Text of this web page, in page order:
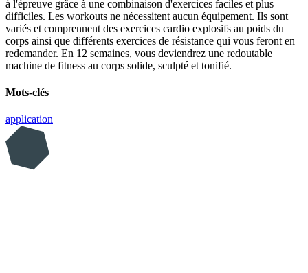
à l'épreuve grâce à une combinaison d'exercices faciles et plus
difficiles. Les workouts ne nécessitent aucun équipement. Ils sont
variés et comprennent des exercices cardio explosifs au poids du
corps ainsi que différents exercices de résistance qui vous feront en
redemander. En 12 semaines, vous deviendrez une redoutable
machine de fitness au corps solide, sculpté et tonifié.
Mots-clés
application